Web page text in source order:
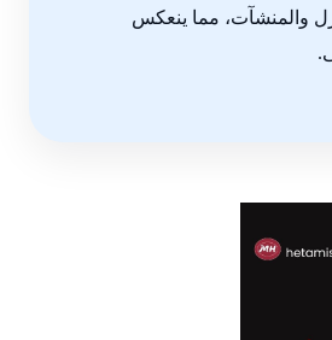
والمنشآت، مما ينعكس